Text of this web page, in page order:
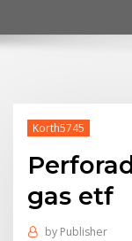
Korth5745
gas etf
by Publisher